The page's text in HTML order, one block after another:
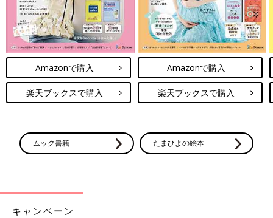
Amazonで購入
楽天ブックスで購入
Amazonで購入
楽天ブックスで購入
ムック書籍 たまひよの絵本
キャンペーン